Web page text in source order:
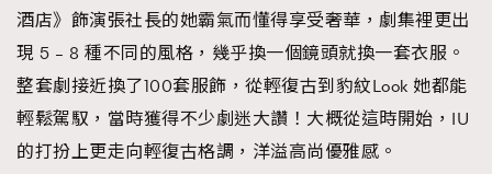
酒店》飾演張社長的她霸氣而懂得享受奢華，劇集裡更出
現 5 – 8 種不同的風格，幾乎換一個鏡頭就換一套衣服。
整套劇接近換了100套服飾，從輕復古到豹紋Look 她都能
輕鬆駕馭，當時獲得不少劇迷大讚！大概從這時開始，IU
的打扮上更走向輕復古格調，洋溢高尚優雅感。